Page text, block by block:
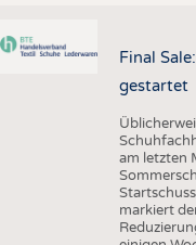
Final
gestartet
am letzten
markiert